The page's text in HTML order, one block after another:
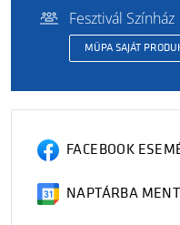
Fesztivál Színház
MÜPA SAJÁT
FACEBOOK
NAPTÁRBA